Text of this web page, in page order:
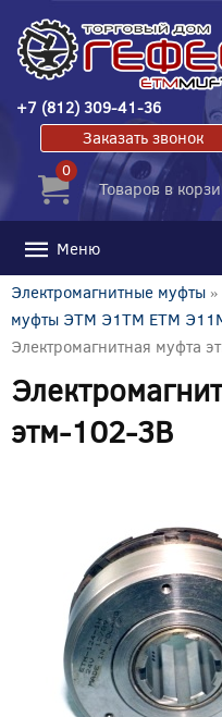
+7 (812) 309-41-36
Заказать звонок
0
Товаров в
Меню
Электромагнитные муфты »
муфты ЭТМ Э1ТМ ETM
Электромагнитная муфта
этм-102-3В